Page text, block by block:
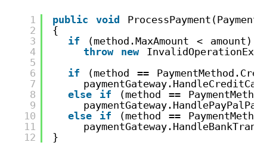
1
2
3
4
5
6
7
8
9
10
11
12
public void
{
if
(method.MaxAmount < amount)
throw
new
if
(method ==
else
if
(method ==
else
if
(method ==
}